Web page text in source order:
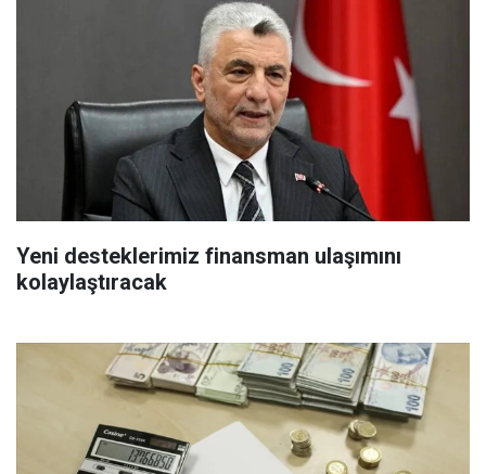
Yeni desteklerimiz finansman ulaşımını
kolaylaştıracak